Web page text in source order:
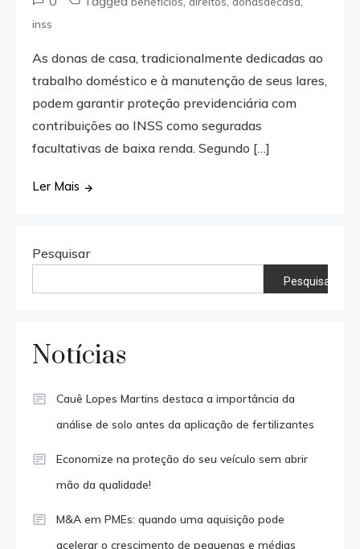
inss
As donas de casa, tradicionalmente dedicadas ao
trabalho doméstico e à manutenção de seus lares,
podem garantir proteção previdenciária com
contribuições ao INSS como seguradas
facultativas de baixa renda. Segundo […]
Ler Mais
Pesquisar
Pesquisar
Notícias
Cauê Lopes Martins destaca a importância da
análise de solo antes da aplicação de fertilizantes
Economize na proteção do seu veículo sem abrir
mão da qualidade!
M&A em PMEs: quando uma aquisição pode
acelerar o crescimento de pequenas e médias